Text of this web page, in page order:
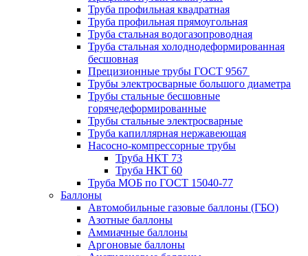
Труба профильная квадратная
Труба профильная прямоугольная
Труба стальная водогазопроводная
Труба стальная холоднодеформированная
бесшовная
Прецизионные трубы ГОСТ 9567
Трубы электросварные большого диаметра
Трубы стальные бесшовные
горячедеформированные
Трубы стальные электросварные
Труба капиллярная нержавеющая
Насосно-компрессорные трубы
Труба НКТ 73
Труба НКТ 60
Труба МОБ по ГОСТ 15040-77
Баллоны
Автомобильные газовые баллоны (ГБО)
Азотные баллоны
Аммиачные баллоны
Аргоновые баллоны